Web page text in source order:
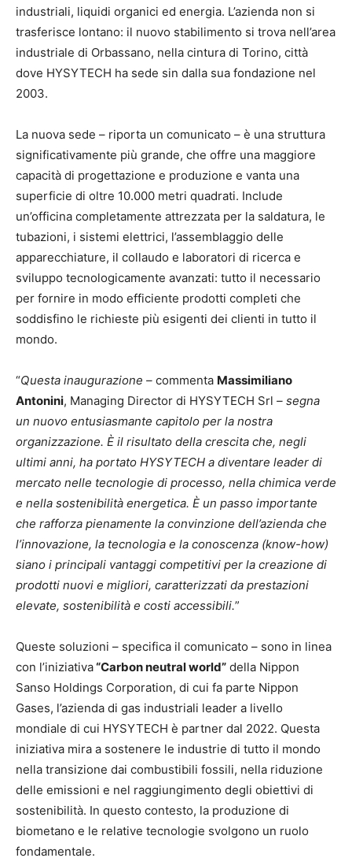
industriali, liquidi organici ed energia. L’azienda non si
trasferisce lontano: il nuovo stabilimento si trova nell’area
industriale di Orbassano, nella cintura di Torino, città
dove HYSYTECH ha sede sin dalla sua fondazione nel
2003.
La nuova sede – riporta un comunicato – è una struttura
significativamente più grande, che offre una maggiore
capacità di progettazione e produzione e vanta una
superficie di oltre 10.000 metri quadrati. Include
un’officina completamente attrezzata per la saldatura, le
tubazioni, i sistemi elettrici, l’assemblaggio delle
apparecchiature, il collaudo e laboratori di ricerca e
sviluppo tecnologicamente avanzati: tutto il necessario
per fornire in modo efficiente prodotti completi che
soddisfino le richieste più esigenti dei clienti in tutto il
mondo.
“Questa inaugurazione – commenta Massimiliano
Antonini, Managing Director di HYSYTECH Srl – segna
un nuovo entusiasmante capitolo per la nostra
organizzazione. È il risultato della crescita che, negli
ultimi anni, ha portato HYSYTECH a diventare leader di
mercato nelle tecnologie di processo, nella chimica verde
e nella sostenibilità energetica. È un passo importante
che rafforza pienamente la convinzione dell’azienda che
l’innovazione, la tecnologia e la conoscenza (know-how)
siano i principali vantaggi competitivi per la creazione di
prodotti nuovi e migliori, caratterizzati da prestazioni
elevate, sostenibilità e costi accessibili.”
Queste soluzioni – specifica il comunicato – sono in linea
con l’iniziativa“Carbon neutral world” della Nippon
Sanso Holdings Corporation, di cui fa parte Nippon
Gases, l’azienda di gas industriali leader a livello
mondiale di cui HYSYTECH è partner dal 2022. Questa
iniziativa mira a sostenere le industrie di tutto il mondo
nella transizione dai combustibili fossili, nella riduzione
delle emissioni e nel raggiungimento degli obiettivi di
sostenibilità. In questo contesto, la produzione di
biometano e le relative tecnologie svolgono un ruolo
fondamentale.